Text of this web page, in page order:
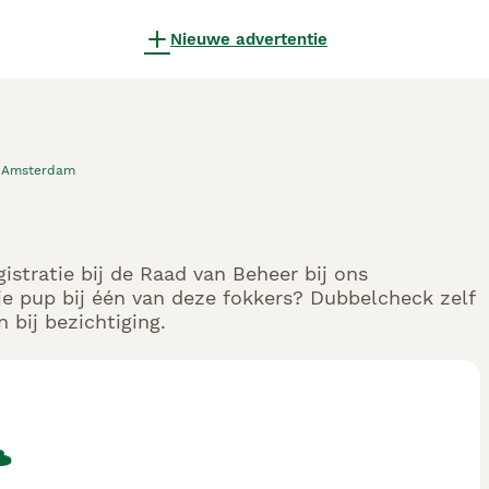
Nieuwe advertentie
Amsterdam
bij de Raad van Beheer bij ons
pup bij één van deze fokkers? Dubbelcheck zelf
bij bezichtiging.